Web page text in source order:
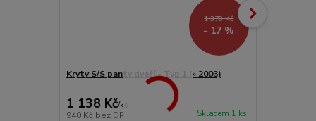
1 378 Kč
- 17 %
Kryty S/S panty dveří - Typ 1 (» 2003)
1 138 Kč/ks
940 Kč bez DPH Skladem 1 ks